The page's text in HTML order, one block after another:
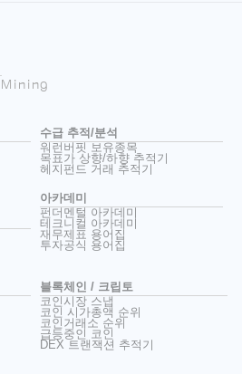
수급 추적/분석
워런버핏 보유종목
목표가 상향/하향 추적기
헤지펀드 거래 추적기
아카데미
펀더멘털 아카데미
테크니컬 아카데미
재무제표 용어집
투자공식 용어집
블록체인 / 크립토
코인시장 스냅
코인 시가총액 순위
코인거래소 순위
급등중인 코인
DEX 트랜잭션 추적기